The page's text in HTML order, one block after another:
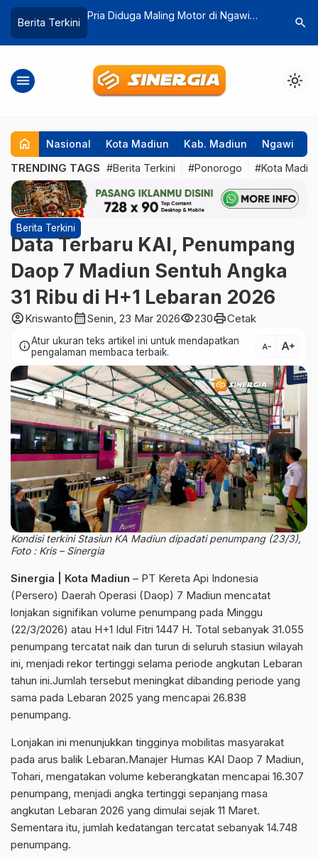
Berita Terkini
Tingkatkan Respons Kebakaran,
Baru
Koloni
search
menu light_mode
home Nasional Kota Madiun Kab. Madiun Ngawi
TRENDING TAGS #Berita Terkini #Ponorogo #Kota
Berita Terkini
Data Terbaru KAI, Penumpang
Daop 7 Madiun Sentuh Angka
31 Ribu di H+1 Lebaran 2026
account_circleKriswantocalendar_monthSenin, 23 Mar 2026visibility230printCetak
infoAtur ukuran teks artikel ini untuk mendapatkan
pengalaman membaca terbaik.
text_decrease text_increase
Kondisi terkini Stasiun KA Madiun dipadati penumpang (23/3),
Foto : Kris – Sinergia
Sinergia | Kota Madiun – PT Kereta Api Indonesia
(Persero) Daerah Operasi (Daop) 7 Madiun mencatat
lonjakan signifikan volume penumpang pada Minggu
(22/3/2026) atau H+1 Idul Fitri 1447 H. Total sebanyak 31.055
penumpang tercatat naik dan turun di seluruh stasiun wilayah
ini, menjadi rekor tertinggi selama periode angkutan Lebaran
tahun ini.Jumlah tersebut meningkat dibanding periode yang
sama pada Lebaran 2025 yang mencapai 26.838
penumpang.
Lonjakan ini menunjukkan tingginya mobilitas masyarakat
pada arus balik Lebaran.Manajer Humas KAI Daop 7 Madiun,
Tohari, mengatakan volume keberangkatan mencapai 16.307
penumpang, menjadi angka tertinggi sepanjang masa
angkutan Lebaran 2026 yang dimulai sejak 11 Maret.
Sementara itu, jumlah kedatangan tercatat sebanyak 14.748
penumpang.